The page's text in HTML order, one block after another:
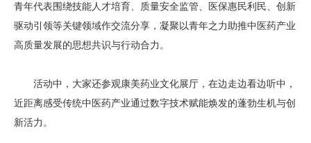
青年代表围绕技能人才培育、质量安全监管、医保惠民利民、创新
驱动引领等关键领域作交流分享，凝聚以青年之力助推中医药产业
高质量发展的思想共识与行动合力。
活动中，大家还参观康美药业文化展厅，在边走边看边听中，
近距离感受传统中医药产业通过数字技术赋能焕发的蓬勃生机与创
新活力。